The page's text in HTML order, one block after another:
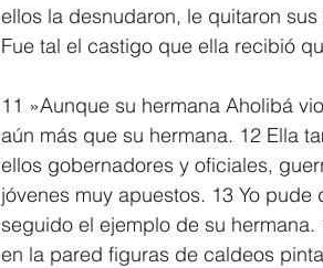
ellos la desnudaron, le quitaron
Fue tal el castigo que ella recibió
11 »Aunque su hermana Aholibá
aún más que su hermana. 12 Ella
ellos gobernadores y oficiales,
jóvenes muy apuestos. 13 Yo
seguido el ejemplo de su
en la pared figuras de caldeos